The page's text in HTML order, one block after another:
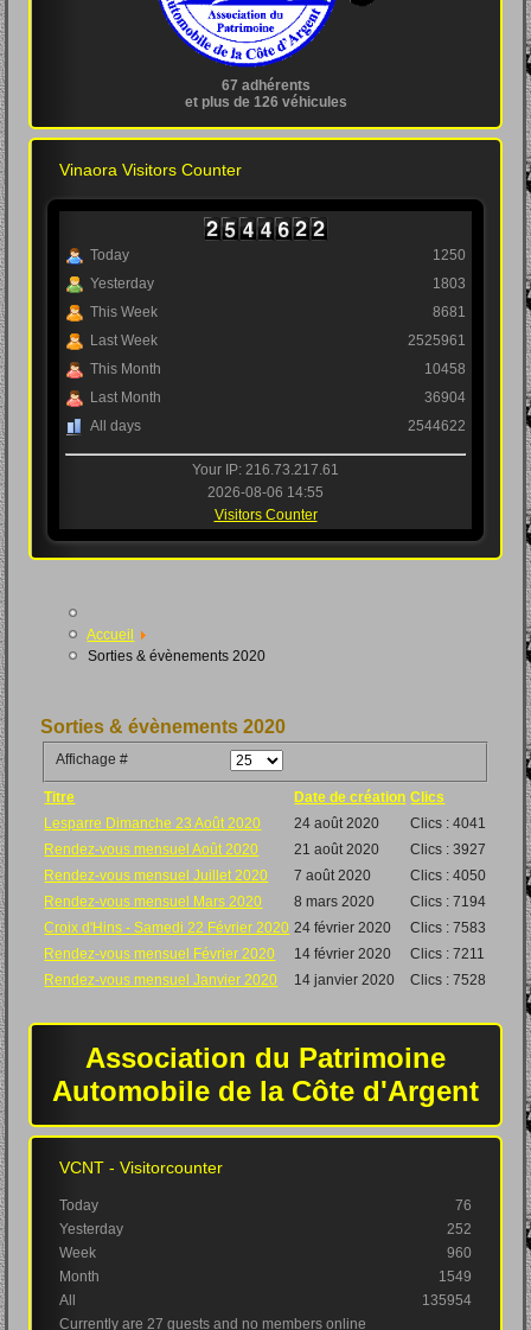
67 adhérents
et plus de 126 véhicules
Vinaora Visitors Counter
Today
Yesterday
This Week
Last Week
This Month
Last Month
All days
1250
1803
8681
2525961
10458
36904
2544622
Your IP: 216.73.217.61
2026-08-06 14:55
Visitors Counter
Accueil
Sorties & évènements 2020
Sorties & évènements 2020
Affichage #
Titre Date de création Clics
Lesparre Dimanche 23 Août 2020
24 août 2020
Clics : 4041
Rendez-vous mensuel Août 2020
21 août 2020
Clics : 3927
Rendez-vous mensuel Juillet 2020
7 août 2020
Clics : 4050
Rendez-vous mensuel Mars 2020
8 mars 2020
Clics : 7194
Croix d'Hins - Samedi 22 Février 2020 24 février 2020
Clics : 7583
Rendez-vous mensuel Février 2020
14 février 2020
Clics : 7211
Rendez-vous mensuel Janvier 2020
14 janvier 2020 Clics : 7528
Association du Patrimoine
Automobile de la Côte d'Argent
VCNT - Visitorcounter
Today
76
Yesterday
252
Week
960
Month
1549
All
135954
Currently are 27 guests and no members online